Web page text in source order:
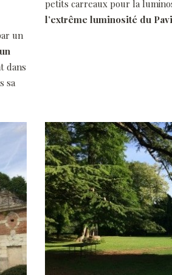
un
dans
sa
petits carreaux pour la
l’extrême luminosité du